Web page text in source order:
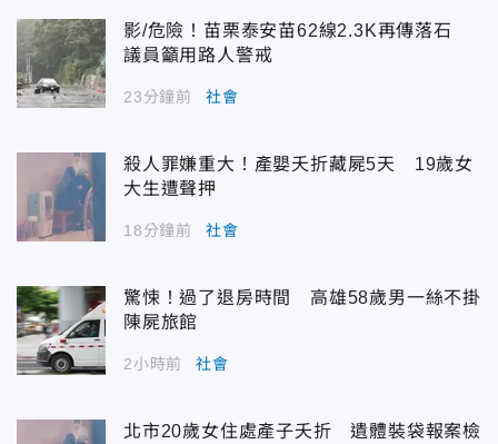
影/危險！苗栗泰安苗62線2.3K再傳落石
議員籲用路人警戒
23分鐘前 社會
殺人罪嫌重大！產嬰夭折藏屍5天 19歲女
大生遭聲押
18分鐘前 社會
驚悚！過了退房時間 高雄58歲男一絲不掛
陳屍旅館
2小時前 社會
北市20歲女住處產子夭折 遺體裝袋報案檢